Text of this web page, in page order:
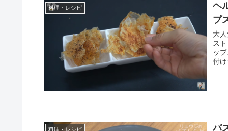
料理・レシピ
ヘ
プ
大
ス
ッ
料理・レシピ バ